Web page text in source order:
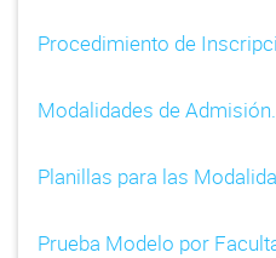
Procedimiento de
Modalidades de Admisión.
Planillas para las
Prueba Modelo por